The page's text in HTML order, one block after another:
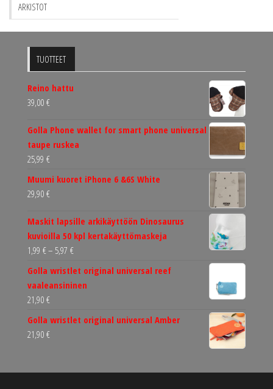
ARKISTOT
TUOTTEET
Reino hattu
39,00 €
Golla Phone wallet for smart phone universal
taupe ruskea
25,99 €
Muumi kuoret iPhone 6 &6S White
29,90 €
Maskit lapsille arkikäyttöön Dinosaurus
kuvioilla 50 kpl kertakäyttömaskeja
1,99 €– 5,97 €Hintaluokka:
Golla wristlet original universal reef
vaaleansininen
21,90 €
Golla wristlet original universal Amber
21,90 €